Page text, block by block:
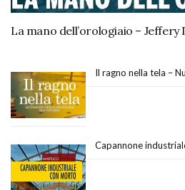
La mano dell’orologiaio – Jeffery
Il ragno nella tela –
Capannone